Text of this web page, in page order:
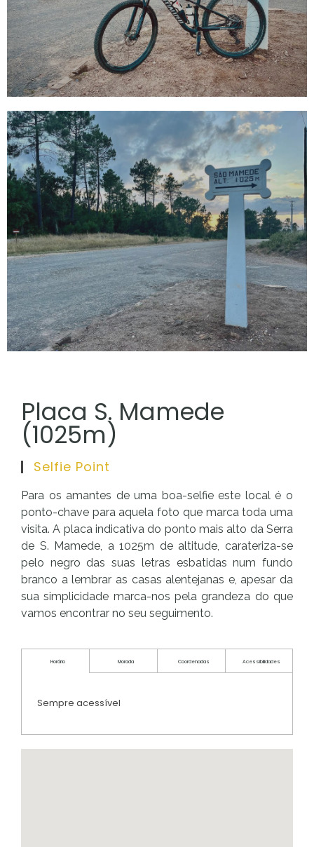
Placa S. Mamede
(1025m)
Selfie Point
Para os amantes de uma boa-selfie este local é o
ponto-chave para aquela foto que marca toda uma
visita. A placa indicativa do ponto mais alto da Serra
de S. Mamede, a 1025m de altitude, carateriza-se
pelo negro das suas letras esbatidas num fundo
branco a lembrar as casas alentejanas e, apesar da
sua simplicidade marca-nos pela grandeza do que
vamos encontrar no seu seguimento.
Horário Morada Coordenadas Acessibilidades
Sempre acessível